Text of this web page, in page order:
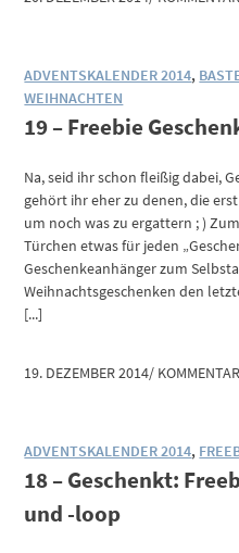
ADVENTSKALENDER 2014,
WEIHNACHTEN
19 – Freebie
Na, seid ihr schon fleißig dabei,
gehört ihr eher zu denen, die
um noch was zu ergattern ; )
Türchen etwas für jeden
Geschenkeanhänger zum
Weihnachtsgeschenken den
[...]
19. DEZEMBER 2014/
ADVENTSKALENDER 2014,
18 – Geschenkt:
und -loop